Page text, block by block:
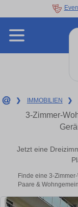
❯ IMMOBILIEN ❯
3-Zimmer-
Jetzt eine
Finde eine 3-
Paare &